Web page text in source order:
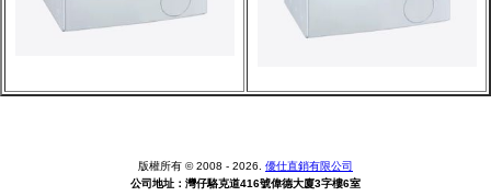
版權所有 © 2008 - 2026. 優仕直銷有限公司
公司地址：灣仔駱克道416號偉德大廈3字樓6室